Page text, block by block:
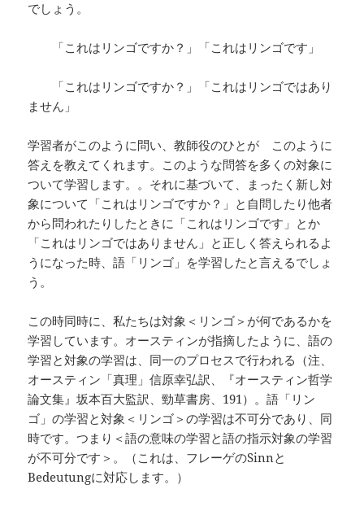
でしょう。
「これはリンゴですか？」「これはリンゴです」
「これはリンゴですか？」「これはリンゴではあり
ません」
学習者がこのように問い、教師役のひとが このように
答えを教えてくれます。このような問答を多くの対象に
ついて学習します。。それに基づいて、まったく新し対
象について「これはリンゴですか？」と自問したり他者
から問われたりしたときに「これはリンゴです」とか
「これはリンゴではありません」と正しく答えられるよ
うになった時、語「リンゴ」を学習したと言えるでしょ
う。
この時同時に、私たちは対象＜リンゴ＞が何であるかを
学習しています。オースティンが指摘したように、語の
学習と対象の学習は、同一のプロセスで行われる（注、
オースティン「真理」信原幸弘訳、『オースティン哲学
論文集』坂本百大監訳、勁草書房、191）。語「リン
ゴ」の学習と対象＜リンゴ＞の学習は不可分であり、同
時です。つまり＜語の意味の学習と語の指示対象の学習
が不可分です＞。（これは、フレーゲのSinnと
Bedeutungに対応します。）